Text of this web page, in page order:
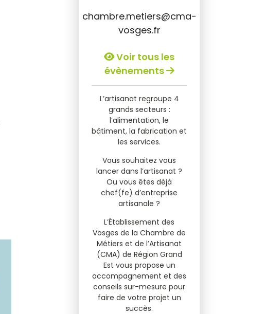
chambre.metiers@cma-
vosges.fr
Voir tous les
évènements
L’artisanat regroupe 4
grands secteurs :
l’alimentation, le
bâtiment, la fabrication et
les services.
Vous souhaitez vous
lancer dans l’artisanat ?
Ou vous êtes déjà
chef(fe) d’entreprise
artisanale ?
L’Établissement des
Vosges de la Chambre de
Métiers et de l’Artisanat
(CMA) de Région Grand
Est vous propose un
accompagnement et des
conseils sur-mesure pour
faire de votre projet un
succès.